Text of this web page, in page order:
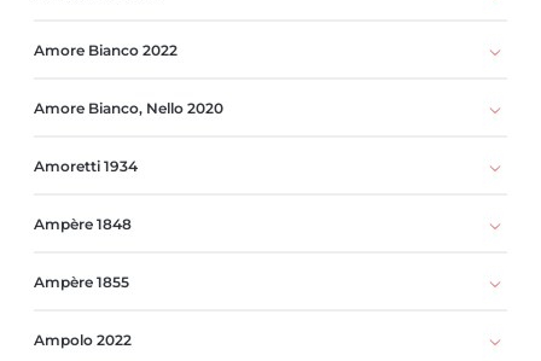
Amore Bianco 2022
Amore Bianco, Nello 2020
Amoretti 1934
Ampère 1848
Ampère 1855
Ampolo 2022